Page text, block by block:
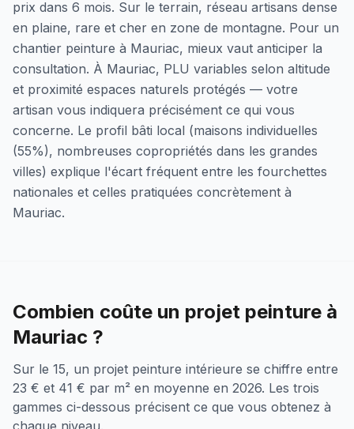
prix dans 6 mois. Sur le terrain, réseau artisans dense
en plaine, rare et cher en zone de montagne. Pour un
chantier peinture à Mauriac, mieux vaut anticiper la
consultation. À Mauriac, PLU variables selon altitude
et proximité espaces naturels protégés — votre
artisan vous indiquera précisément ce qui vous
concerne. Le profil bâti local (maisons individuelles
(55%), nombreuses copropriétés dans les grandes
villes) explique l'écart fréquent entre les fourchettes
nationales et celles pratiquées concrètement à
Mauriac.
Combien coûte un projet peinture à
Mauriac ?
Sur le 15, un projet peinture intérieure se chiffre entre
23 € et 41 € par m² en moyenne en 2026. Les trois
gammes ci-dessous précisent ce que vous obtenez à
chaque niveau.